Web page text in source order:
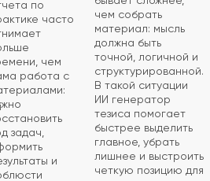
по
часто
чем
работа с
задач,
и
чем собрать
материал: мысль
должна быть
точной, логичной и
структурированной.
В такой ситуации
ИИ генератор
тезиса помогает
быстрее выделить
главное, убрать
лишнее и выстроить
четкую позицию для